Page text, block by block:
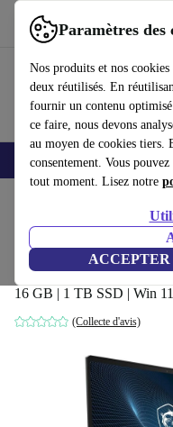
Paramètres des
Nos produits et nos
deux réutilisés. En
fournir un contenu
ce faire, nous devons
au moyen de cookies tiers.
consentement. Vous
tout moment. Lisez notre
ACCEPTER
Utilisez refurbed rapidement
Smartphones Laptops
MSI Vector
15.6-pouces
16 GB | 1 TB SSD | Win
(Collecte d'avis)